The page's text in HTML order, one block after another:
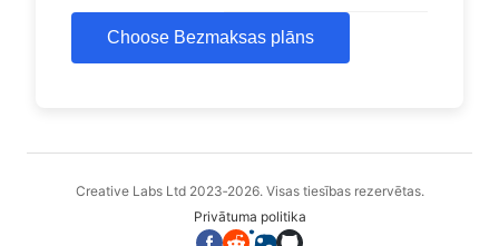
Choose Bezmaksas plāns
Creative Labs Ltd 2023‑2026. Visas tiesības rezervētas.
Privātuma politika